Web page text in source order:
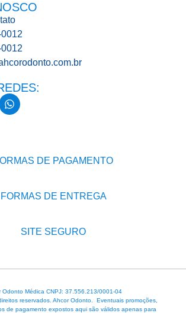
DE PAGAMENTO
FORMAS DE ENTREGA
SITE SEGURO
Odonto Médica CNPJ: 37.556.213/0001-04
reservados. Ahcor Odonto. Eventuais promoções,
de pagamento expostos aqui são válidos apenas para